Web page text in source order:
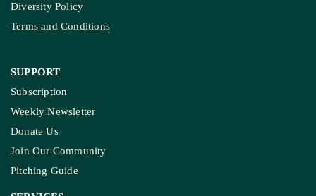
Diversity Policy
Terms and Conditions
SUPPORT
Subscription
Weekly Newsletter
Donate Us
Join Our Community
Pitching Guide